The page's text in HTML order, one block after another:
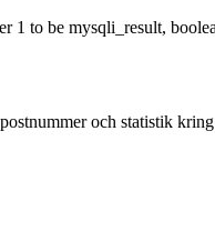
1 to be mysqli_result,
och statistik